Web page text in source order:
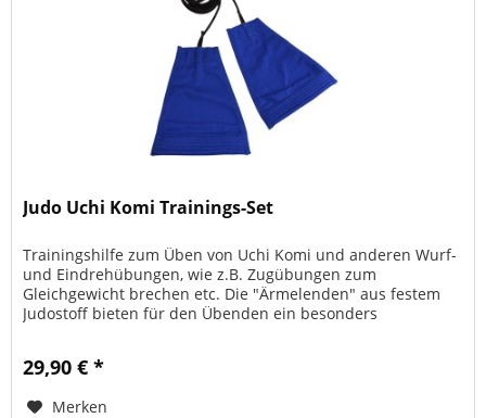
Judo Uchi Komi Trainings-Set
Trainingshilfe zum Üben von Uchi Komi und anderen Wurf-
und Eindrehübungen, wie z.B. Zugübungen zum
Gleichgewicht brechen etc. Die "Ärmelenden" aus festem
Judostoff bieten für den Übenden ein besonders
29,90 € *
Merken